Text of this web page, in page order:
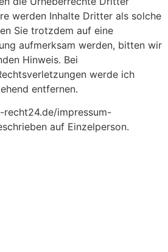
werden Inhalte Dritter als solche
Sie trotzdem auf eine
aufmerksam werden, bitten wir
Hinweis. Bei
werde ich
entfernen.
impressum-
auf Einzelperson.